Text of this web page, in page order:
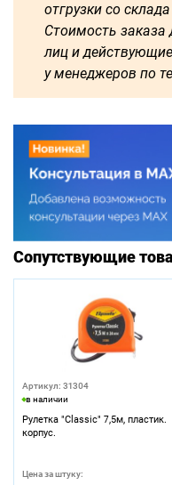
отгрузки со склада
Стоимость
лиц и
у менеджеров по
Сопутствующие
Артикул: 31304
в наличии
Рулетка "Classic" 7,5м, пластик.
корпус.
Цена за штуку: